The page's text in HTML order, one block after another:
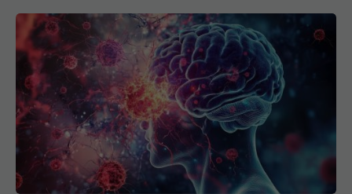
Creierul afectat de COVID-19. Trunchiul cerebral,
cheia simptomelor pe termen lung